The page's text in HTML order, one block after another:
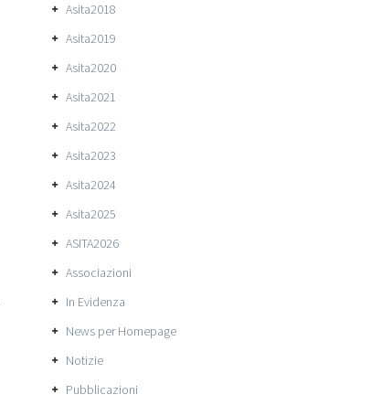
Asita2018
Asita2019
Asita2020
Asita2021
Asita2022
Asita2023
Asita2024
Asita2025
ASITA2026
Associazioni
In Evidenza
News per Homepage
Notizie
Pubblicazioni